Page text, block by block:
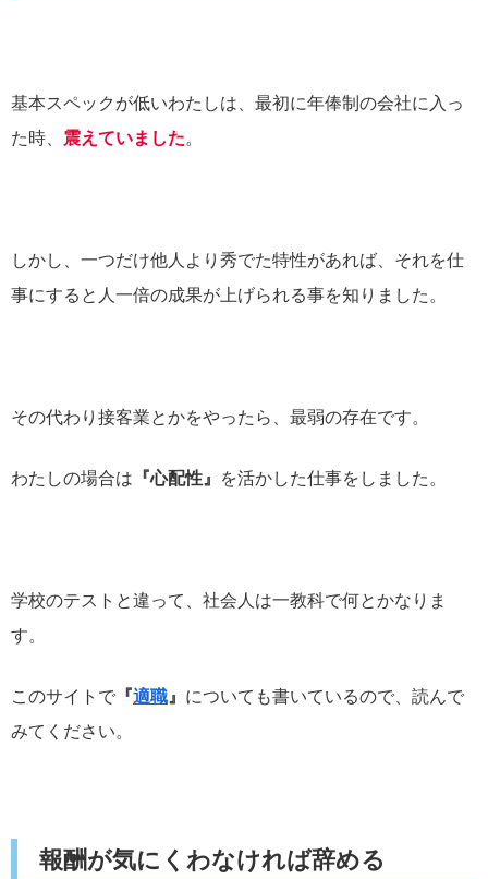
基本スペックが低いわたしは、最初に年俸制の会社に入っ
た時、 震えていました。
しかし、一つだけ他人より秀でた特性があれば、それを仕
事にすると人一倍の成果が上げられる事を知りました。
その代わり接客業とかをやったら、最弱の存在です。
わたしの場合は 『心配性』 を活かした仕事をしました。
学校のテストと違って、社会人は一教科で何とかなりま
す。
このサイトで 『適職 』 についても書いているので、読んで
みてください。
報酬が気にくわなければ辞める